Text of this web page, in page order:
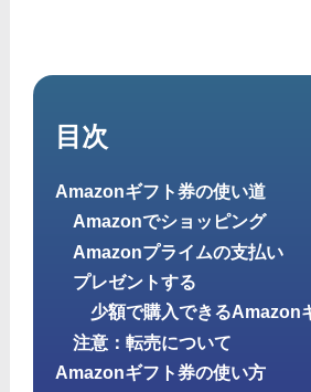
目次
Amazonギフト券の使い道
Amazonでショッピング
Amazonプライムの支払い
プレゼントする
少額で購入できるAmazon
注意：転売について
Amazonギフト券の使い方